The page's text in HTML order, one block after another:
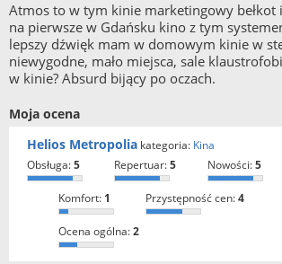
Atmos to w tym kinie marketingowy bełkot i
na pierwsze w Gdańsku kino z tym
lepszy dźwięk mam w domowym kinie w
niewygodne, mało miejsca, sale
w kinie? Absurd bijący po oczach.
Moja ocena
Helios Metropolia kategoria: Kina
obsługa:5 repertuar:5 nowości:5
komfort: 1 przystępność cen:4
ocena ogólna:2